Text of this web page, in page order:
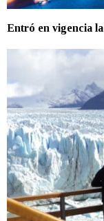
Entró en vigencia